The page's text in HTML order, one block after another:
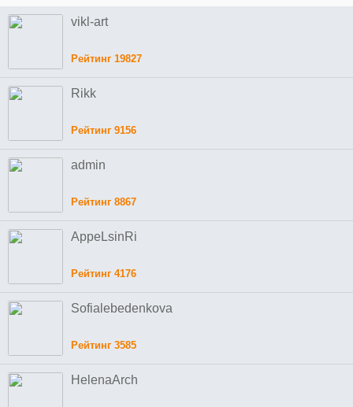
vikl-art
Рейтинг 19827
Rikk
Рейтинг 9156
admin
Рейтинг 8867
AppeLsinRi
Рейтинг 4176
Sofialebedenkova
Рейтинг 3585
HelenaArch